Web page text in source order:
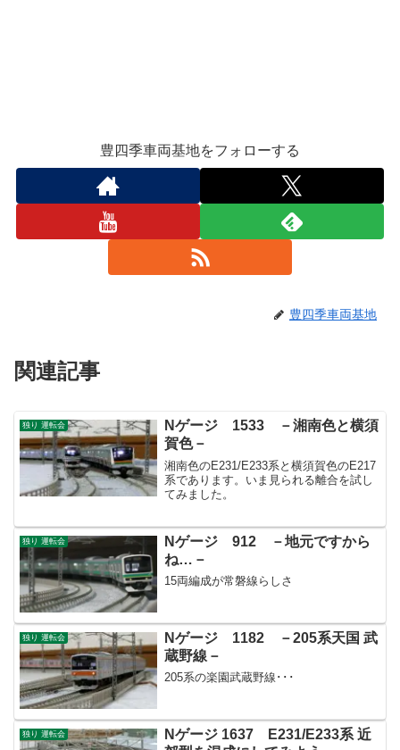
豊四季車両基地をフォローする
豊四季車両基地
関連記事
独り 運転会
Nゲージ 1533 －湘南色と横須
賀色－
湘南色のE231/E233系と横須賀色のE217
系であります。いま見られる離合を試し
てみました。
独り 運転会
Nゲージ 912 －地元ですから
ね…－
15両編成が常磐線らしさ
独り 運転会
Nゲージ 1182 －205系天国 武
蔵野線－
205系の楽園武蔵野線･･･
独り 運転会
Nゲージ 1637 E231/E233系 近